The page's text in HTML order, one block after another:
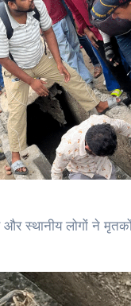
स्थानीय लोगों ने